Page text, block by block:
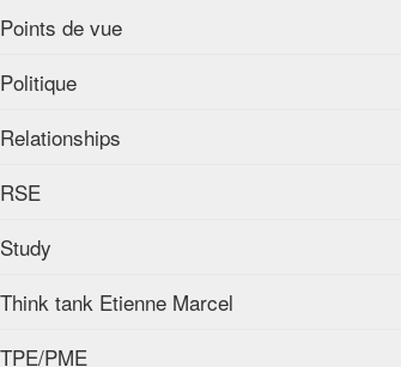
Points de vue
Politique
Relationships
RSE
Study
Think tank Etienne Marcel
TPE/PME